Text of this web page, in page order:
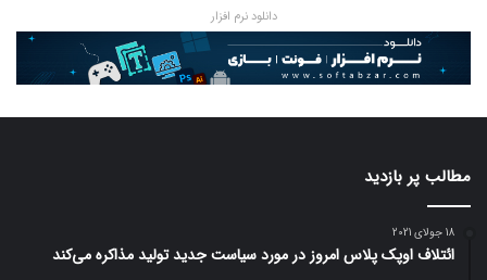
دانلود نرم افزار
مطالب پر بازدید
18 جولای 2021
ائتلاف اوپک پلاس امروز در مورد سیاست جدید تولید مذاکره می‌کند